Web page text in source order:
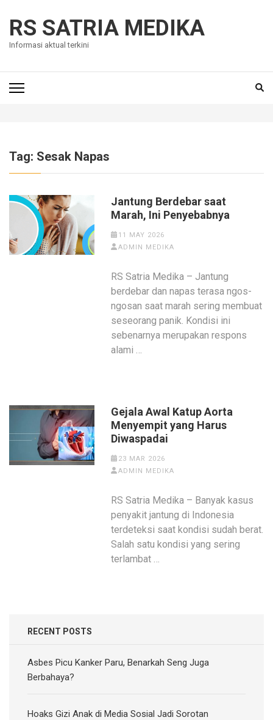
content
(Press
RS SATRIA MEDIKA
Informasi aktual terkini
Tag: Sesak Napas
Jantung Berdebar saat
Marah, Ini Penyebabnya
11 MAY 2026
ADMIN MEDIKA
RS Satria Medika – Jantung
berdebar dan napas terasa ngos-
ngosan saat marah sering membuat
seseorang panik. Kondisi ini
sebenarnya merupakan respons
alami …
Gejala Awal Katup Aorta
Menyempit yang Harus
Diwaspadai
23 MAR 2026
ADMIN MEDIKA
RS Satria Medika – Banyak kasus
penyakit jantung di Indonesia
terdeteksi saat kondisi sudah berat.
Salah satu kondisi yang sering
terlambat …
RECENT POSTS
Asbes Picu Kanker Paru, Benarkah Seng Juga
Berbahaya?
Hoaks Gizi Anak di Media Sosial Jadi Sorotan